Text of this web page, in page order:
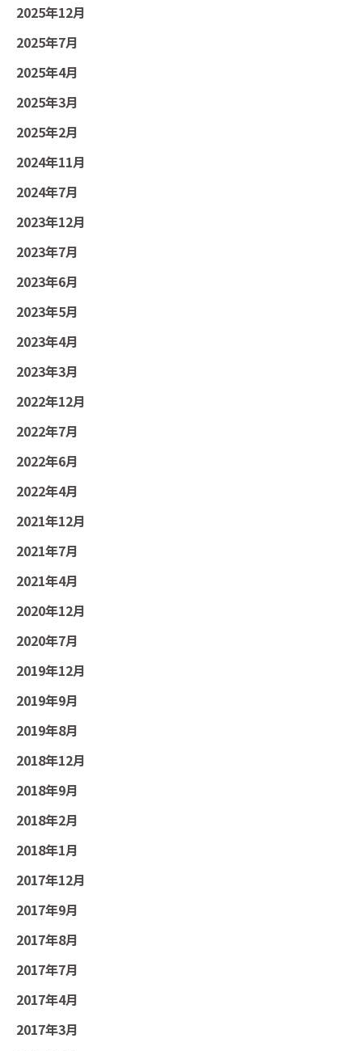
2025年12月
2025年7月
2025年4月
2025年3月
2025年2月
2024年11月
2024年7月
2023年12月
2023年7月
2023年6月
2023年5月
2023年4月
2023年3月
2022年12月
2022年7月
2022年6月
2022年4月
2021年12月
2021年7月
2021年4月
2020年12月
2020年7月
2019年12月
2019年9月
2019年8月
2018年12月
2018年9月
2018年2月
2018年1月
2017年12月
2017年9月
2017年8月
2017年7月
2017年4月
2017年3月